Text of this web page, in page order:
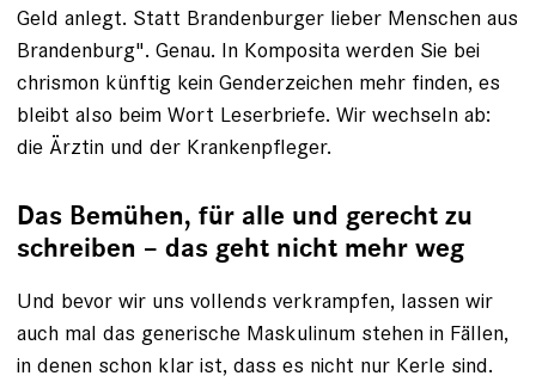
Geld anlegt. Statt Brandenburger ­lieber Menschen aus
Brandenburg". Genau. In Komposita werden Sie bei
chrismon künftig kein Genderzeichen mehr finden, es
bleibt also beim Wort Leserbriefe. Wir wechseln ab:
die Ärztin und der Kranken­pfleger.
Das Bemühen, für alle und gerecht zu
schreiben – das geht nicht mehr weg
Und bevor wir uns vollends verkrampfen, lassen wir
auch mal das generische Maskulinum stehen in Fällen,
in denen schon klar ist, dass es nicht nur Kerle sind.